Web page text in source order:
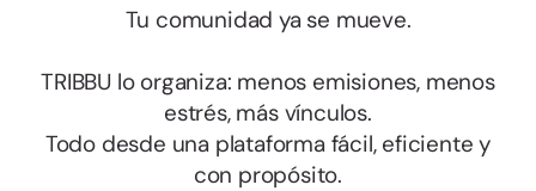
Córdoba
Granada
Tu comunidad ya se mueve.
TRIBBU lo organiza: menos emisiones, menos
estrés, más vínculos.
Todo desde una plataforma fácil, eficiente y
con propósito.